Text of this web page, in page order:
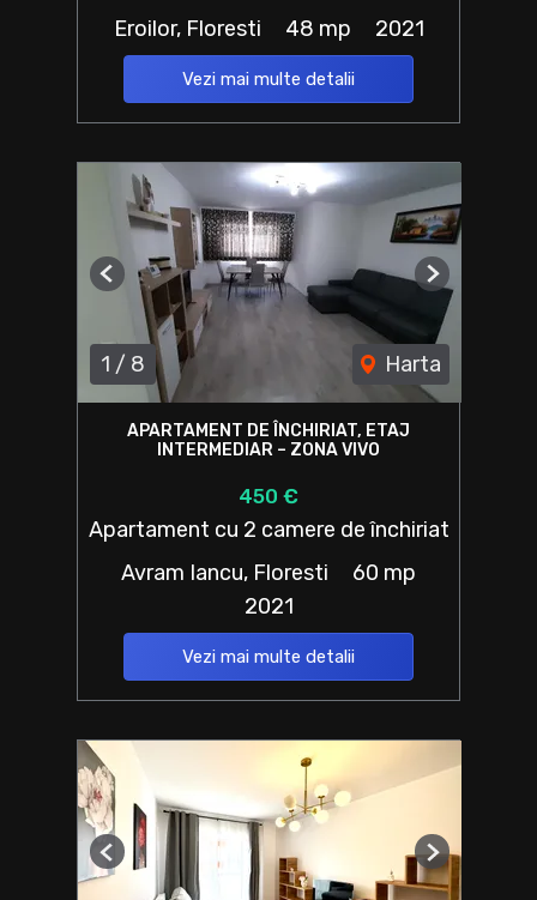
Eroilor, Floresti
48 mp 2021
Vezi mai multe detalii
1 / 8 Harta
Previous Next
APARTAMENT DE ÎNCHIRIAT, ETAJ
INTERMEDIAR – ZONA VIVO
450 €
Apartament cu 2 camere de închiriat
Avram Iancu, Floresti
60 mp
2021
Vezi mai multe detalii
Previous Next